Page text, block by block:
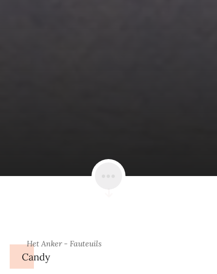
Het Anker - Fauteuils
Candy